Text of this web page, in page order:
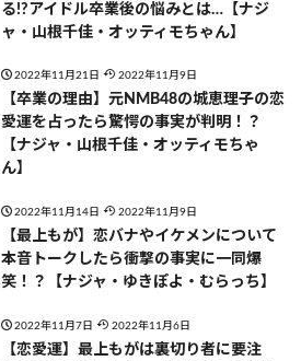
る!?アイドル卒業後の悩みとは…【ナジ
ャ・山根千佳・オッティモちゃん】
2022年11月21日 2022年11月9日
【卒業の理由】元NMB48の城恵理子の恋
愛運を占ったら驚愕の事実が判明！？
【ナジャ・山根千佳・オッティモちゃ
ん】
2022年11月14日 2022年11月9日
【最上もが】恋バナやイケメンについて
本音トークしたら衝撃の事実に一同爆
笑！？【ナジャ・ゆきぽよ・むらっち】
2022年11月7日 2022年11月6日
【恋愛運】最上もがは裏切り者に要注